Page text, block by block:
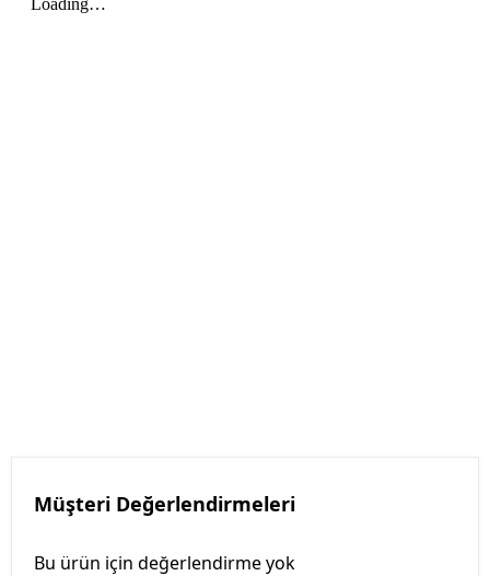
Müşteri Değerlendirmeleri
Bu ürün için değerlendirme yok